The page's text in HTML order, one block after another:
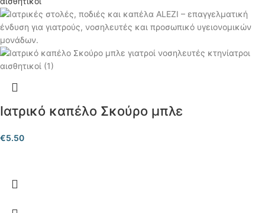
Ιατρικό καπέλο Σκούρο μπλε
€5.50